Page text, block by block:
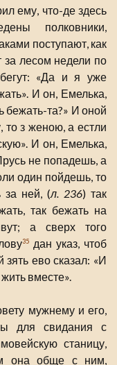
ему, что-де здесь
полковники,
поступают, как
за лесом недели по
«Да и я уже
И он, Емелька,
бежать-та?» И оной
то з женою, а естли
И он, Емелька,
не попадешь, а
один пойдешь, то
за ней, (л. 236) так
так бежать на
а сверх того
35
дан указ, чтоб
зять ево сказал: «И
вместе».
мужнему и его,
для свидания с
станицу,
она обще с ним,